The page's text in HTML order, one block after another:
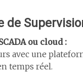
de
ou cloud :
avec une
temps réel.